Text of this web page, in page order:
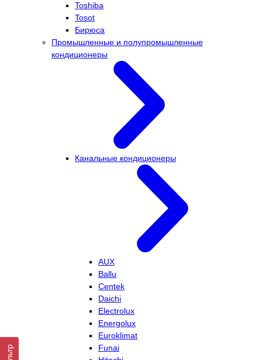
Toshiba
Tosot
Бирюса
Промышленные и полупромышленные
кондиционеры
Канальные кондиционеры
AUX
Ballu
Centek
Daichi
Electrolux
Energolux
Euroklimat
Funai